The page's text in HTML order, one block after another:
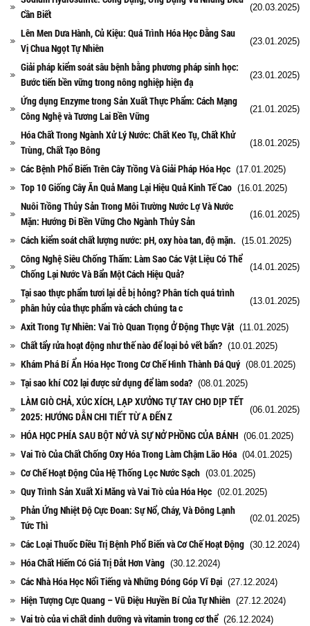
Cần Biết
(20.03.2025)
Lên Men Dưa Hành, Củ Kiệu: Quá Trình Hóa Học Đằng Sau
Vị Chua Ngọt Tự Nhiên
(23.01.2025)
Giải pháp kiểm soát sâu bệnh bằng phương pháp sinh học:
Bước tiến bền vững trong nông nghiệp hiện đạ
(23.01.2025)
Ứng dụng Enzyme trong Sản Xuất Thực Phẩm: Cách Mạng
Công Nghệ và Tương Lai Bền Vững
(21.01.2025)
Hóa Chất Trong Ngành Xử Lý Nước: Chất Keo Tụ, Chất Khử
Trùng, Chất Tạo Bông
(18.01.2025)
Các Bệnh Phổ Biến Trên Cây Trồng Và Giải Pháp Hóa Học (17.01.2025)
Top 10 Giống Cây Ăn Quả Mang Lại Hiệu Quả Kinh Tế Cao (16.01.2025)
Nuôi Trồng Thủy Sản Trong Môi Trường Nước Lợ Và Nước
Mặn: Hướng Đi Bền Vững Cho Ngành Thủy Sản
(16.01.2025)
Cách kiểm soát chất lượng nước: pH, oxy hòa tan, độ mặn. (15.01.2025)
Công Nghệ Siêu Chống Thấm: Làm Sao Các Vật Liệu Có Thể
Chống Lại Nước Và Bẩn Một Cách Hiệu Quả?
(14.01.2025)
Tại sao thực phẩm tươi lại dễ bị hỏng? Phân tích quá trình
phân hủy của thực phẩm và cách chúng ta c
(13.01.2025)
Axit Trong Tự Nhiên: Vai Trò Quan Trọng Ở Động Thực Vật (11.01.2025)
Chất tẩy rửa hoạt động như thế nào để loại bỏ vết bẩn? (10.01.2025)
Khám Phá Bí Ẩn Hóa Học Trong Cơ Chế Hình Thành Đá Quý (08.01.2025)
Tại sao khí CO2 lại được sử dụng để làm soda? (08.01.2025)
LÀM GIÒ CHẢ, XÚC XÍCH, LẠP XƯỞNG TỰ TAY CHO DỊP TẾT
2025: HƯỚNG DẪN CHI TIẾT TỪ A ĐẾN Z
(06.01.2025)
HÓA HỌC PHÍA SAU BỘT NỞ VÀ SỰ NỞ PHỒNG CỦA BÁNH (06.01.2025)
Vai Trò Của Chất Chống Oxy Hóa Trong Làm Chậm Lão Hóa (04.01.2025)
Cơ Chế Hoạt Động Của Hệ Thống Lọc Nước Sạch (03.01.2025)
Quy Trình Sản Xuất Xi Măng và Vai Trò của Hóa Học (02.01.2025)
Phản Ứng Nhiệt Độ Cực Đoan: Sự Nổ, Cháy, Và Đông Lạnh
Tức Thì
(02.01.2025)
Các Loại Thuốc Điều Trị Bệnh Phổ Biến và Cơ Chế Hoạt Động (30.12.2024)
Hóa Chất Hiếm Có Giá Trị Đắt Hơn Vàng (30.12.2024)
Các Nhà Hóa Học Nổi Tiếng và Những Đóng Góp Vĩ Đại (27.12.2024)
Hiện Tượng Cực Quang – Vũ Điệu Huyền Bí Của Tự Nhiên (27.12.2024)
Vai trò của vi chất dinh dưỡng và vitamin trong cơ thể (26.12.2024)